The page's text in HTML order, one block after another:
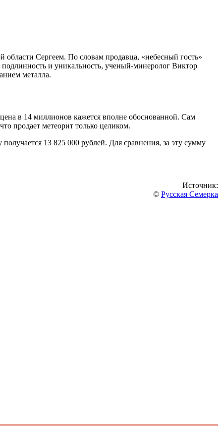
Сергеем. По словам продавца, «небесный гость»
и уникальность, ученый-минеролог Виктор
металла.
в 14 миллионов кажется вполне обоснованной. Сам
продает метеорит только целиком.
13 825 000 рублей. Для сравнения, за эту сумму
Источник:
© Русская Семерка